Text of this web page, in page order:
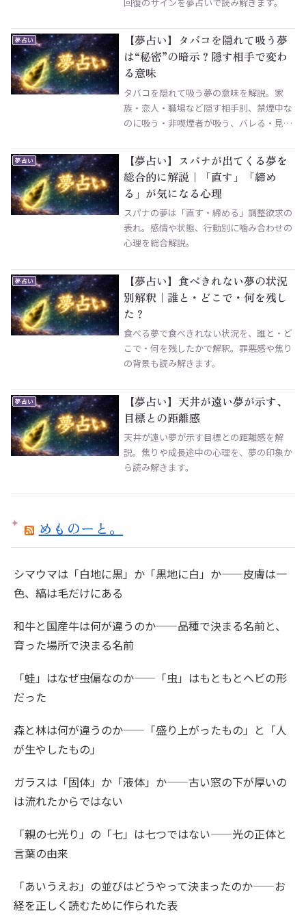
夢占い
【夢占い】タバコを隠れて吸う夢
は“秘密”の暗示？隠す相手で変わ
る意味
タバコを隠れて吸う夢の意味を解説。家
族・恋人・職場など隠す相手別、禁煙中な
のに吸う・非喫煙者が吸う、バレる・見つ
に隠す心理や罪悪感の正体、対人運・恋愛
運・仕事運との関係まで、状況ごとの読み
解き方をまとめました。
夢占い
【夢占い】スパナが出てくる夢を
総合的に解説｜「直す」「締め
る」が気になる心理
スパナの夢は「直す・締める」調整欲求の
表れ。感情や状態、行動別に噛み合わせの
心理を総合解説。
夢占い
【夢占い】食べきれない夢の状況
別解釈｜誰と・どこで・何を残し
た？
食べる夢で食べきれない状況を、誰と・ど
こで・何を残したかで解釈。罪悪感や焦り
の背景も読み解きます。
夢占い
【夢占い】天井が遠い夢が示す、
目標との距離感
天井が遠い夢が示す目標との距離感を解
説。焦りや成長途中の心理を、夢の印象か
ら読み解きます。
めものーと。
シマウマは「白地に黒」か「黒地に白」か——皮膚は一
色、縞は毛だけにある
和牛と国産牛は何が違うのか——品種で決まる名前と、
育った場所で決まる名前
「蛙」はなぜ虫偏なのか——「虫」はもともとヘビの形
だった
森と林は何が違うのか——「盛り上がったもの」と「人
が生やしたもの」
ガラスは「固体」か「液体」か——古い窓の下が厚いの
は流れたからではない
「親の七光り」の「七」は七つではない——光の正体と
言葉の由来
「あいうえお」の並びはどうやって決まったのか——お
経を正しく読むために作られた表